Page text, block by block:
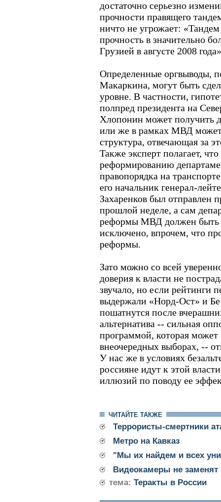
достаточно серьезно
прочности правящего
ничто не угрожает:
прочность в значительно
Грузией в августе 2008
Определенные оргвыводы,
Макаркина, могут быть
уровне. В частности,
полпред президента на
Хлопонин может получить
или же в рамках МВД может
структура, отвечающая за
Также эксперт полагает,
реформированию
правопорядка на
его начальник генерал-
Захаренков был отправлен
прошлой неделе, а сам
реформы МВД должен быть
исключено, впрочем, что
реформы.
Зато можно со всей
доверия к власти не
звучало, но если рейтинги
выдержали «Норд-Ост» и
пошатнутся после
альтернатива -- сильная
программой, которая
внеочередных выборах, --
У нас же в условиях
россияне идут к этой
иллюзий по поводу ее
ЧИТАЙТЕ ТАКЖЕ
Террористы-смертники
Метро на Кавказ
"Мы их найдем и всех
Видеокамеры не заменят
тема: Теракты в России